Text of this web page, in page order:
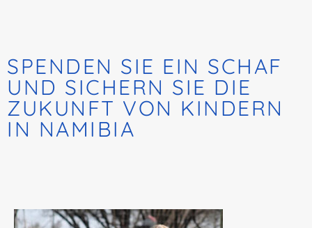
SPENDEN SIE EIN SCHAF
UND SICHERN SIE DIE
ZUKUNFT VON KINDERN
IN NAMIBIA